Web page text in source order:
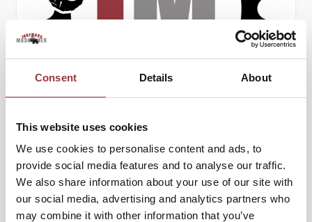
Consent Details About
This website uses cookies
We use cookies to personalise content and ads, to
provide social media features and to analyse our traffic.
We also share information about your use of our site with
our social media, advertising and analytics partners who
may combine it with other information that you’ve
SNÖKEDJOR ATV 27X11-14
1 950,00 kr
1 560,00 kr